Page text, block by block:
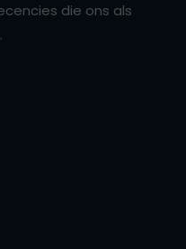
die ons als